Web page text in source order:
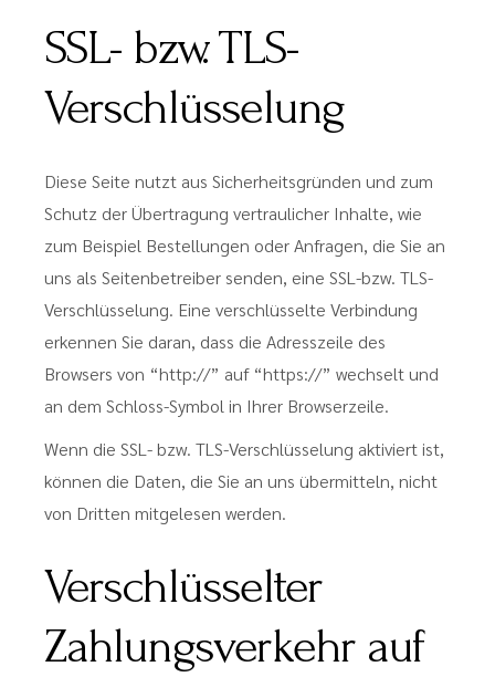
SSL- bzw. TLS-
Verschlüsselung
Diese Seite nutzt aus Sicherheitsgründen und zum
Schutz der Übertragung vertraulicher Inhalte, wie
zum Beispiel Bestellungen oder Anfragen, die Sie an
uns als Seitenbetreiber senden, eine SSL-bzw. TLS-
Verschlüsselung. Eine verschlüsselte Verbindung
erkennen Sie daran, dass die Adresszeile des
Browsers von “http://” auf “https://” wechselt und
an dem Schloss-Symbol in Ihrer Browserzeile.
Wenn die SSL- bzw. TLS-Verschlüsselung aktiviert ist,
können die Daten, die Sie an uns übermitteln, nicht
von Dritten mitgelesen werden.
Verschlüsselter
Zahlungsverkehr auf